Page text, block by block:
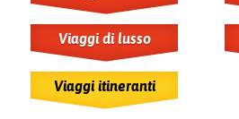
Viaggi di lusso
Viaggi itineranti